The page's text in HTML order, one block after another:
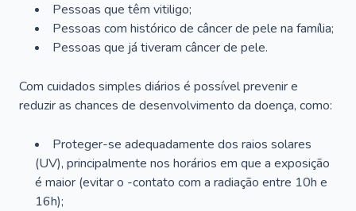
Pessoas que têm vitiligo;
Pessoas com histórico de câncer de pele na família;
Pessoas que já tiveram câncer de pele.
Com cuidados simples diários é possível prevenir e
reduzir as chances de desenvolvimento da doença, como:
Proteger-se adequadamente dos raios solares
(UV), principalmente nos horários em que a exposição
é maior (evitar o -contato com a radiação entre 10h e
16h);